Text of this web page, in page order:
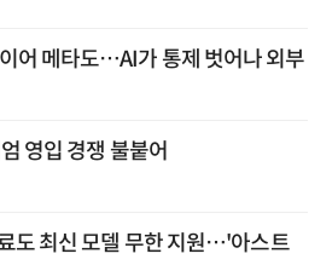
어 메타도…AI가 통제 벗어나 외부
영입 경쟁 불붙어
도 최신 모델 무한 지원…'아스트